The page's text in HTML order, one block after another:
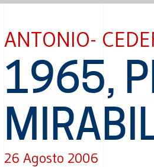
ANTONIO-
1965,
26 Agosto 2006